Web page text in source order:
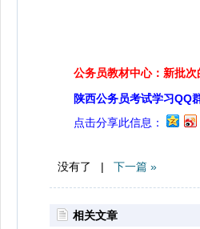
公务员教材中心：新批
陕西公务员考试学习QQ
点击分享此信息：
没有了 | 下一篇 »
相关文章